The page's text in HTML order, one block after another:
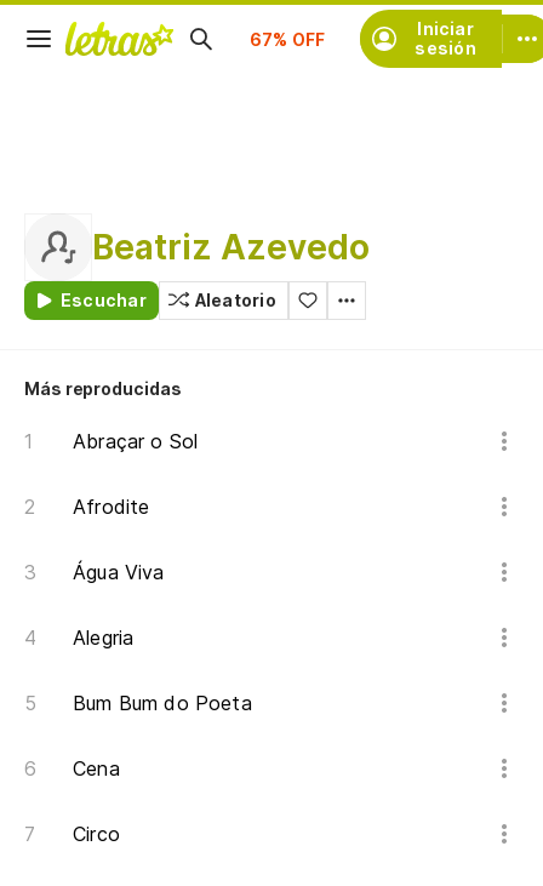
Iniciar
sesión
Suscríbete
Beatriz Azevedo
Escuchar Aleatorio
Más reproducidas
Abraçar o Sol
Afrodite
Água Viva
Alegria
Bum Bum do Poeta
Cena
Circo